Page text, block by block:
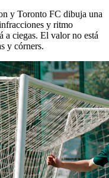
y Toronto FC dibuja una
y ritmo
a ciegas. El valor no está
y córners.